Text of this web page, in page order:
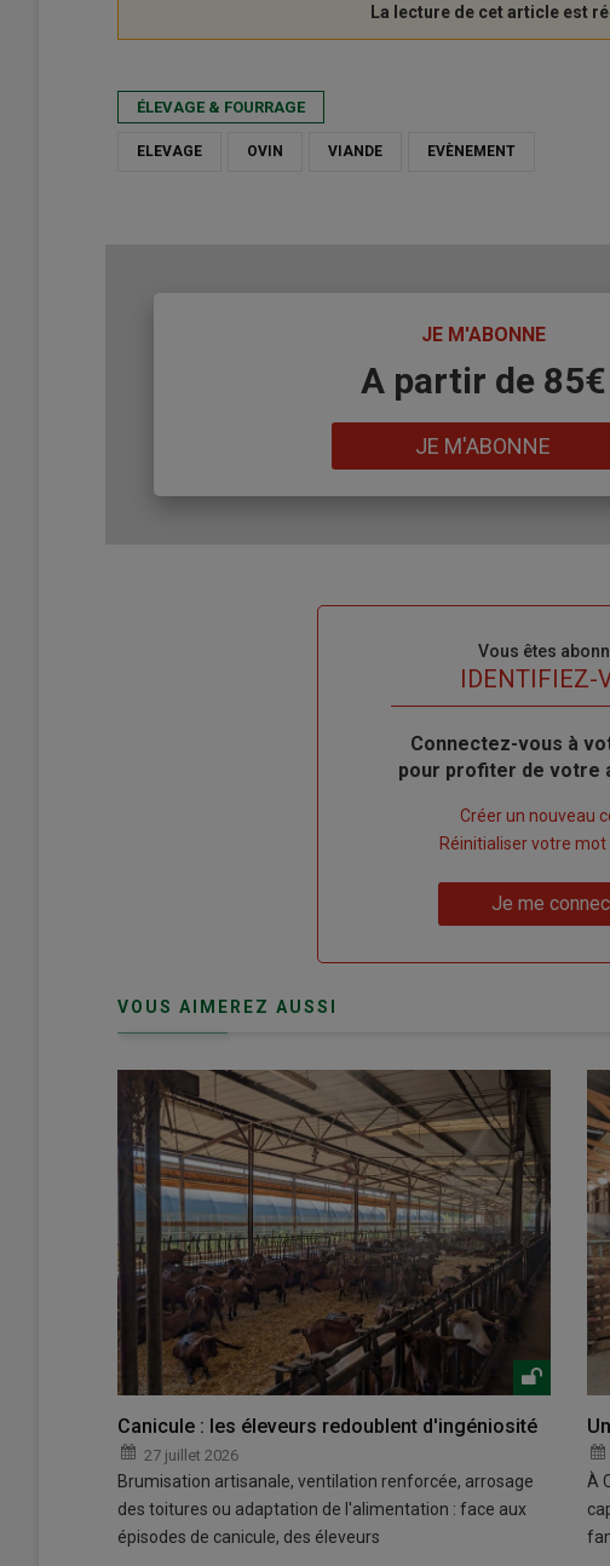
ÉLEVAGE & FOURRAGE
ELEVAGE OVIN VIANDE EVÈNEMENT
JE M'ABONNE
A partir de 85€
JE M'ABONNE
Vous êtes
IDENTIFIEZ-
Body
Connectez-vous à
pour profiter de votre
compte"
Créer un nouveau
Réinitialiser votre mot
Je me
VOUS AIMEREZ AUSSI
Canicule : les éleveurs redoublent d'ingéniosité
27 juillet 2026
Brumisation artisanale, ventilation renforcée, arrosage
des toitures ou adaptation de l'alimentation : face aux
épisodes de canicule, des éleveurs
À